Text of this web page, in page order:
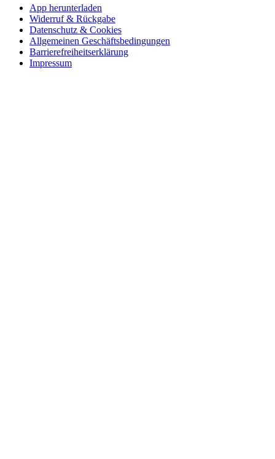
App herunterladen
Widerruf & Rückgabe
Datenschutz & Cookies
Allgemeinen Geschäftsbedingungen
Barrierefreiheitserklärung
Impressum